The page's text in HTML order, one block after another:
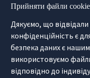
Інформація
Лише в нас
Технологія
Лінки Kraków
Прийняти файли cookie
Дякуємо, що
конфіденційність є
безпека даних є
використовуємо
відповідно до